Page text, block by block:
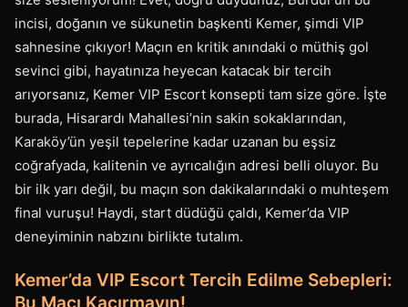
incisi, doğanın ve sükunetin başkenti Kemer, şimdi VIP
sahnesine çıkıyor! Maçın en kritik anındaki o müthiş gol
sevinci gibi, hayatınıza heyecan katacak bir tercih
arıyorsanız, Kemer VIP Escort konsepti tam size göre. İşte
burada, Hisarardı Mahallesi’nin sakin sokaklarından,
Karaköy’ün yeşil tepelerine kadar uzanan bu eşsiz
coğrafyada, kalitenin ve ayrıcalığın adresi belli oluyor. Bu
bir ilk yarı değil, bu maçın son dakikalarındaki o muhteşem
final vuruşu! Haydi, start düdüğü çaldı, Kemer’da VIP
deneyiminin nabzını birlikte tutalım.
Kemer’da VIP Escort Tercih Edilme Sebepleri: